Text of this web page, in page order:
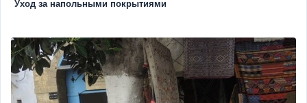
Уход за напольными покрытиями